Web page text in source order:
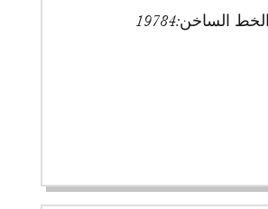
الخط الساخن:19784